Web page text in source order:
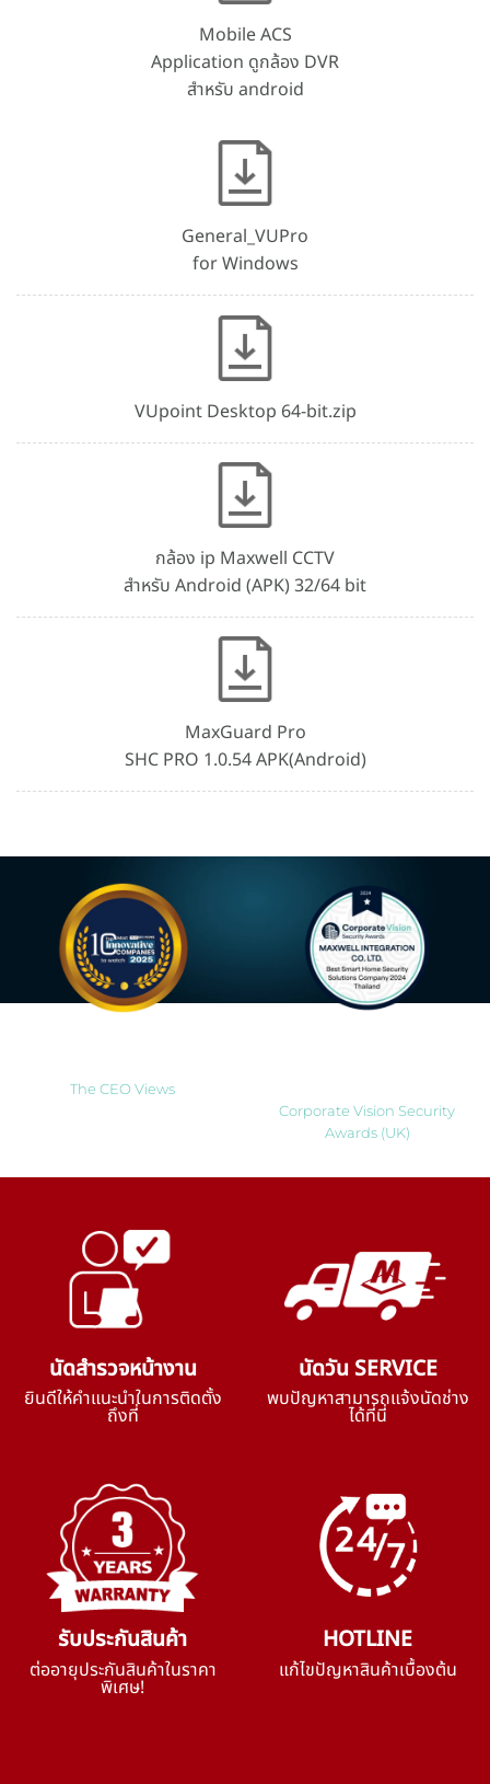
Mobile ACS
Application ดูกล้อง DVR
สำหรับ android
General_VUPro
for Windows
VUpoint Desktop 64-bit.zip
กล้อง ip Maxwell CCTV
สำหรับ Android (APK) 32/64 bit
MaxGuard Pro
SHC PRO 1.0.54 APK(Android)
The CEO Views
Corporate Vision Security
Awards (UK)
นัดสำรวจหน้างาน
ยินดีให้คำแนะนำในการติดตั้ง
ถึงที่
นัดวัน SERVICE
พบปัญหาสามารถแจ้งนัดช่าง
ได้ที่นี่
รับประกันสินค้า
ต่ออายุประกันสินค้าในราคา
พิเศษ!
HOTLINE
แก้ไขปัญหาสินค้าเบื้องต้น